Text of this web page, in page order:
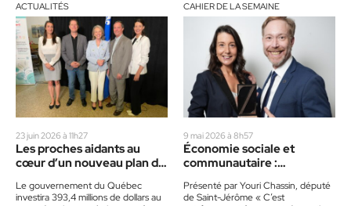
ACTUALITÉS
23 juin 2026 à 11h27
Les proches aidants au
cœur d’un nouveau plan de
Le gouvernement du Québec
investira 393,4 millions de dollars au
CAHIER DE LA SEMAINE
9 mai 2026 à 8h57
Économie sociale et
communautaire :
!Présenté par Youri Chassin, député
de Saint-Jérôme « C’est